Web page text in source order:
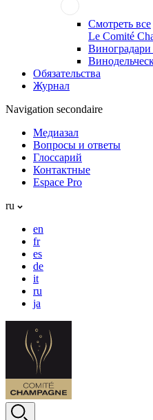
Смотреть все
Le Comité
Обязательства
Журнал
Navigation secondaire
Медиазал
Вопросы и ответы
Глоссарий
Контактные
Espace Pro
ru
en
fr
es
de
it
ru
ja